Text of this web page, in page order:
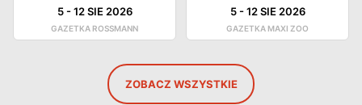
5-12 SIE 2026
GAZETKA ROSSMANN
5-12 SIE 2026
GAZETKA MAXI ZOO
ZOBACZ WSZYSTKIE